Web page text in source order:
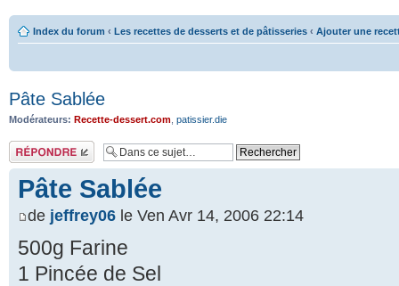
Index du forum ‹ Les recettes de desserts et de pâtisseries ‹ Ajouter une
Pâte Sablée
Modérateurs: Recette-dessert.com patissier.die
Répondre
Pâte Sablée
de jeffrey06 le Ven Avr 14, 2006 22:14
500g Farine
1 Pincée de Sel